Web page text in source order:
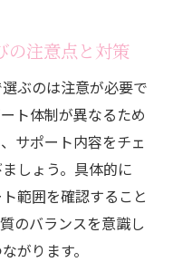
トと最終決断のコ
ないチェックリス
見つけるための工
理想の婚活を実現
の注意点と対策
ぶのは注意が必要で
ト体制が異なるため
サポート内容をチェ
しょう。具体的に
範囲を確認すること
のバランスを意識し
がります。